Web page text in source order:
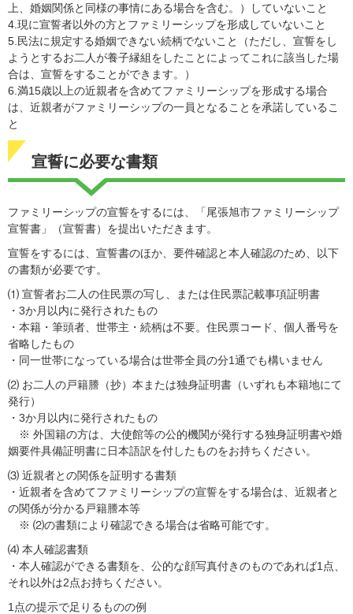
上、婚姻関係と同様の事情にある場合を含む。）していないこと
4.現に宣誓者以外の方とファミリーシップを形成していないこと
5.⺠法に規定する婚姻できない続柄でないこと（ただし、宣誓をし
ようとするお二人が養子縁組をしたことによってこれに該当した場
合は、宣誓をすることができます。）
6.満15歳以上の近親者を含めてファミリーシップを形成する場合
は、近親者がファミリーシップの一員となることを承諾しているこ
と
宣誓に必要な書類
ファミリーシップの宣誓をするには、「尾張旭市ファミリーシップ
宣誓書」（宣誓書）を提出いただきます。
宣誓をするには、宣誓書のほか、要件確認と本人確認のため、以下
の書類が必要です。
⑴ 宣誓者お⼆人の住⺠票の写し、または住⺠票記載事項証明書
・3か月以内に発行されたもの
・本籍・筆頭者、世帯主・続柄は不要。住⺠票コード、個人番号を
省略したもの
・同一世帯になっている場合は世帯全員の分1通でも構いません
⑵ お二人の戸籍謄（抄）本または独身証明書（いずれも本籍地にて
発行）
・3か月以内に発行されたもの
※ 外国籍の方は、大使館等の公的機関が発行する独身証明書や婚
姻要件具備証明書に日本語訳を付したものをお持ちください。
⑶ 近親者との関係を証明する書類
・近親者を含めてファミリーシップの宣誓をする場合は、近親者と
の関係が分かる戸籍謄本等
※ ⑵の書類により確認できる場合は省略可能です。
⑷ 本人確認書類
・本人確認ができる書類を、公的な顔写真付きのものであれば1点、
それ以外は2点お持ちください。
1点の提示で足りるものの例